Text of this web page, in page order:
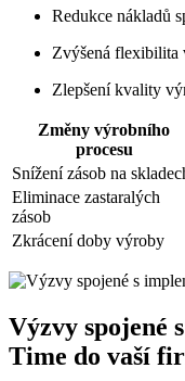
Redukce nákladů
Zvýšená flexibilita
Zlepšení kvality
Změny výrobního
procesu
Snížení zásob na
Eliminace zastaralých
zásob
Zkrácení doby výroby
Výzvy spojené
Time do vaší